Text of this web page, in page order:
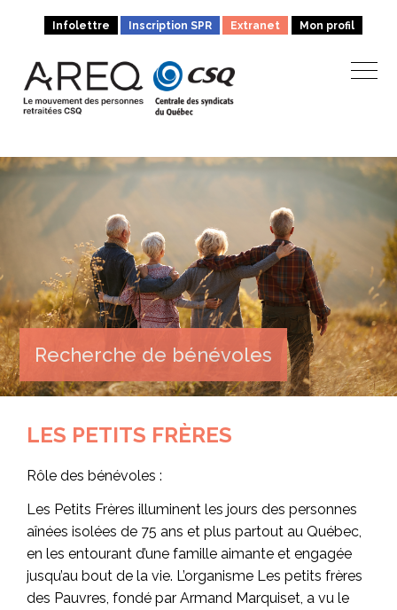
Infolettre Inscription SPR Extranet Mon profil
Recherche de bénévoles
LES PETITS FRÈRES
Rôle des bénévoles :
Les Petits Frères illuminent les jours des personnes
aînées isolées de 75 ans et plus partout au Québec,
en les entourant d’une famille aimante et engagée
jusqu’au bout de la vie. L’organisme Les petits frères
des Pauvres, fondé par Armand Marquiset, a vu le